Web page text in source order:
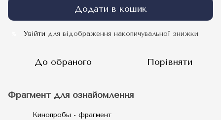
Додати в кошик
Увійти для відображення накопичувальної знижки
До обраного Порівняти
Фрагмент для ознайомлення
Кинопробы - фрагмент